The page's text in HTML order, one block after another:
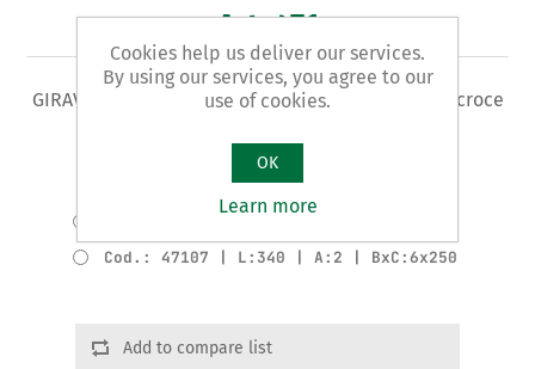
Art. 471
GIRAVITE Tipo PHILLIPS - per viti con impronta a croce
Varianti del prodotto
Cod.: 47103 | L:165 | A:1 | BxC:5x80
Cod.: 47107 | L:340 | A:2 | BxC:6x250
Add to compare list
Cookies help us deliver our services.
By using our services, you agree to our
use of cookies.
OK
Learn more